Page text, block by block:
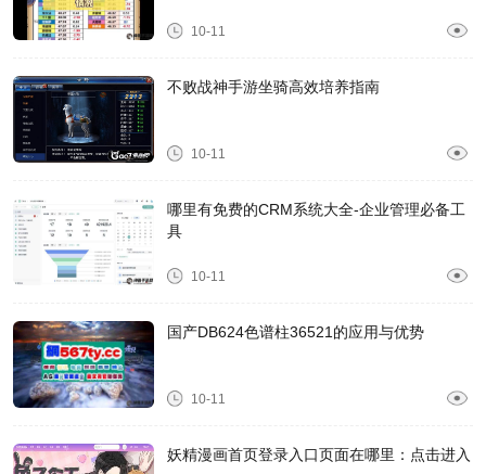
10-11
不败战神手游坐骑高效培养指南
10-11
哪里有免费的CRM系统大全-企业管理必备工
具
10-11
国产DB624色谱柱36521的应用与优势
10-11
妖精漫画首页登录入口页面在哪里：点击进入